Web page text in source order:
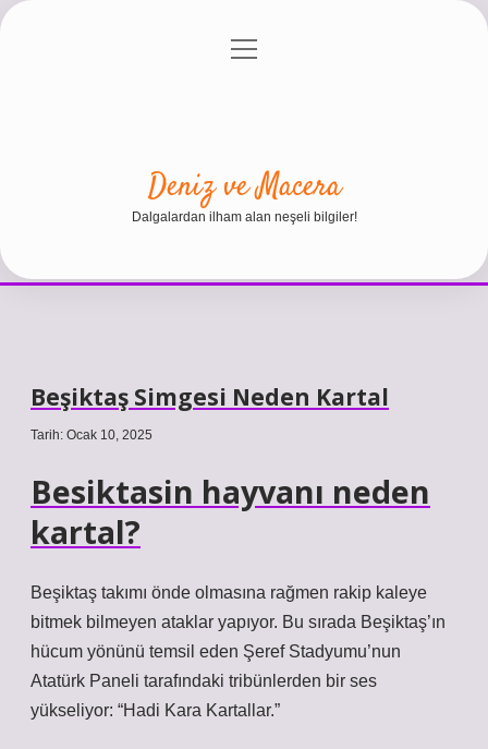
Gizlilik Politikası
menüyü
Deniz ve Macera
Dalgalardan ilham alan neşeli bilgiler!
Beşiktaş Simgesi Neden Kartal
Tarih: Ocak 10, 2025
Besiktasin hayvanı neden
kartal?
Beşiktaş takımı önde olmasına rağmen rakip kaleye
bitmek bilmeyen ataklar yapıyor. Bu sırada Beşiktaş’ın
hücum yönünü temsil eden Şeref Stadyumu’nun
Atatürk Paneli tarafındaki tribünlerden bir ses
yükseliyor: “Hadi Kara Kartallar.”